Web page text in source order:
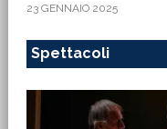
23 GENNAIO 2025
Spettacoli